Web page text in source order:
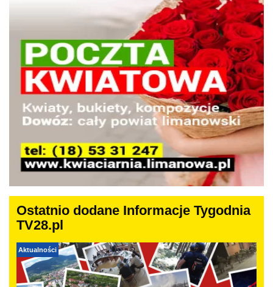
Ostatnio dodane Informacje Tygodnia
TV28.pl
Aktualności